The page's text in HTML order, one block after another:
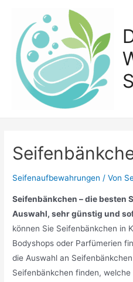
springen
Seifenaufbewahrungen / Von
Seifenbänkchen – die besten
Auswahl, sehr günstig und
können Sie Seifenbänkchen in
Bodyshops oder Parfümerien
die Auswahl an
Seifenbänkchen finden,